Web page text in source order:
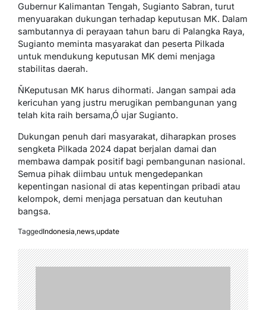
Gubernur Kalimantan Tengah, Sugianto Sabran, turut
menyuarakan dukungan terhadap keputusan MK. Dalam
sambutannya di perayaan tahun baru di Palangka Raya,
Sugianto meminta masyarakat dan peserta Pilkada
untuk mendukung keputusan MK demi menjaga
stabilitas daerah.
ŇKeputusan MK harus dihormati. Jangan sampai ada
kericuhan yang justru merugikan pembangunan yang
telah kita raih bersama,Ó ujar Sugianto.
Dukungan penuh dari masyarakat, diharapkan proses
sengketa Pilkada 2024 dapat berjalan damai dan
membawa dampak positif bagi pembangunan nasional.
Semua pihak diimbau untuk mengedepankan
kepentingan nasional di atas kepentingan pribadi atau
kelompok, demi menjaga persatuan dan keutuhan
bangsa.
TaggedIndonesia,news,update